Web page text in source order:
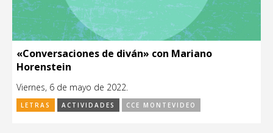
«Conversaciones de diván» con Mariano
Horenstein
Viernes, 6 de mayo de 2022.
LETRAS ACTIVIDADES CCE MONTEVIDEO